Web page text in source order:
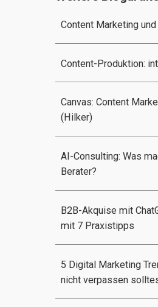
Content Marketing
Content-Produktion:
Canvas: Content
(Hilker)
AI-Consulting: Was
Berater?
B2B-Akquise mit
mit 7 Praxistipps
5 Digital Marketing
nicht verpassen